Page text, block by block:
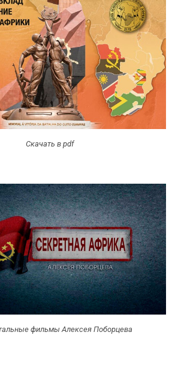
Скачать в pdf
фильмы Алексея Поборцева